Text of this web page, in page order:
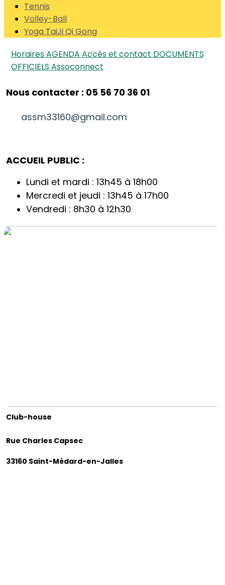
Tennis
Volley-Ball
Yoga TaiJi Qi Gong
HorairesAGENDA Accès et contact DOCUMENTS
OFFICIELS Assoconnect
Nous contacter : 05 56 70 36 01
assm33160@gmail.com
ACCUEIL PUBLIC :
Lundi et mardi : 13h45 à 18h00
Mercredi et jeudi : 13h45 à 17h00
Vendredi : 8h30 à 12h30
Club-house
Rue Charles Capsec
33160 Saint-Médard-en-Jalles